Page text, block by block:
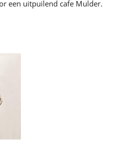
een uitpuilend cafe Mulder.